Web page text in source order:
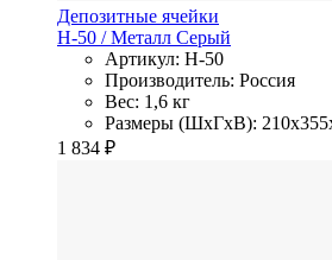
Депозитные ячейки
Н-50 / Металл Серый
Артикул: Н-50
Производитель: Россия
Вес: 1,6 кг
Размеры (ШхГхВ):
1 834 ₽